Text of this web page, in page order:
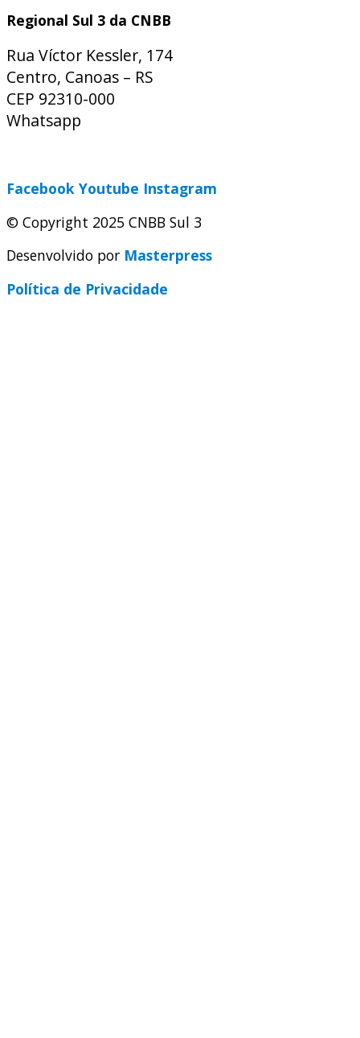
Regional Sul 3 da CNBB
Rua Víctor Kessler, 174
Centro, Canoas – RS
CEP 92310-000
Whatsapp
Facebook Youtube Instagram
© Copyright 2025 CNBB Sul 3
Desenvolvido por Masterpress
Política de Privacidade